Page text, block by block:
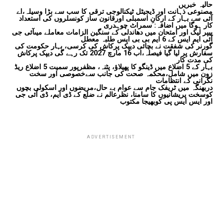
حالیہ خبریں
مصنوعی ذہانت اور ڈیجیٹل ٹیکنالوجی ترقی کا سب سے بڑا وسیلہ،اے
آئی سے بہار کے ارکانِ اسمبلی اورقانون ساز کونسلروں کی استعداد
کار ہوگا میں اضافہ: سمراٹ چوہدری
پیپر لیک اور امتحان میں دھاندلی کے سنگین الزامات معاملے میںآئی جی
آئی ایم ایس کے 6 ایم بی بی ایس طلبہ معطل
گورنر کی شفقت نے بچائی دیپک پرکاش کی کرسی، بہار حکومت کی
سفارش پر لیا گیا فیصلہ،اب 16 مارچ 2027 تک رہے گی دیپک پرکاش
کی مدت کار
بہار کے 5 اضلاع میں ڈینگو کا پھیلاؤ، پٹنہ، مظفرپور سمیت 5 اضلاع ریڈ
زون میں شامل،محکمہ صحت کی جانب سےخصوصی اور سخت
نگرانی کے انتظامات
دربھنگہ میں ٹریفک جام سے عوام بے حال،مریضوں اور اسکولی بچوں
کوسخت پریشانیوں کا سامنا، نظرعالم نے ضلع کے ڈی ایم، ڈی آئی جی
اور ایس ایس پی کوبھیجا مکتوب
ADVERTISEMENT